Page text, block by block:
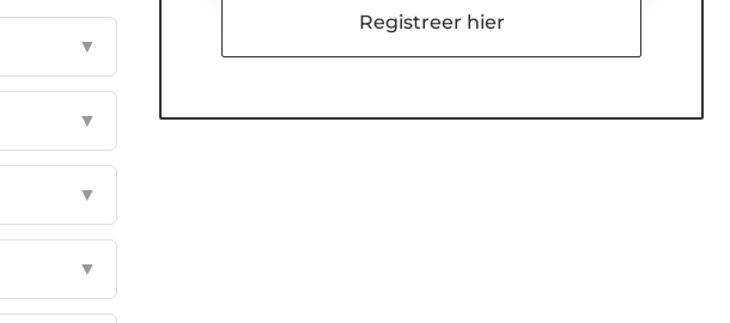
▼
▼
▼
▼
Registreer hier